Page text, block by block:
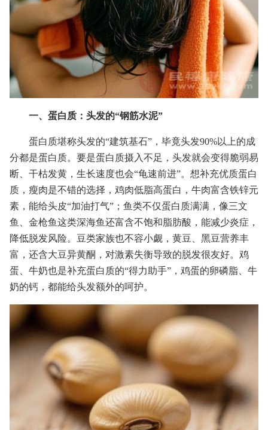
一、蛋白质：头发的“钢筋水泥”
蛋白质堪称头发的“建筑基石”，毕竟头发90%以上的成
分都是蛋白质。要是蛋白质摄入不足，头发就会变得脆弱易
断、干枯发黄，生长速度也会“龟速前进”。想补充优质蛋白
质，瘦肉是不错的选择，鸡肉低脂高蛋白，牛肉富含铁锌元
素，能给头皮“加油打气”；鱼类不仅蛋白质满满，像三文
鱼、金枪鱼这类深海鱼还富含不饱和脂肪酸，能减少炎症，
降低脱发风险。豆类家族也不容小觑，黄豆、黑豆营养丰
富，还含大豆异黄酮，对激素失衡导致的脱发很友好。鸡
蛋、牛奶也是补充蛋白质的“得力助手”，鸡蛋的卵磷脂、牛
奶的钙，都能给头发额外的呵护。